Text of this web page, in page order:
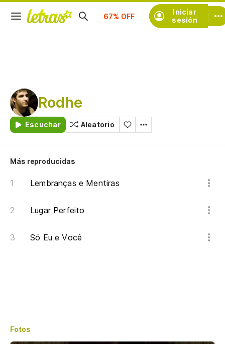
Iniciar
sesión
Suscríbete
Rodhe
Escuchar Aleatorio
Más reproducidas
Lembranças e Mentiras
Lugar Perfeito
Só Eu e Você
Fotos